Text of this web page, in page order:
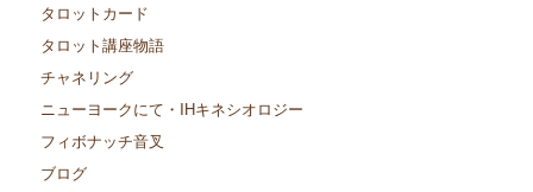
タロットカード
タロット講座物語
チャネリング
ニューヨークにて・IHキネシオロジー
フィボナッチ音叉
ブログ